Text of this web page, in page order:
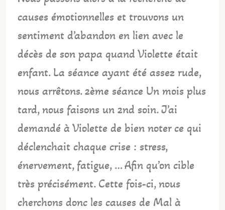
causes émotionnelles et trouvons un
sentiment d’abandon en lien avec le
décès de son papa quand Violette était
enfant. La séance ayant été assez rude,
nous arrêtons. 2ème séance Un mois plus
tard, nous faisons un 2nd soin. J’ai
demandé à Violette de bien noter ce qui
déclenchait chaque crise : stress,
énervement, fatigue, … Afin qu’on cible
très précisément. Cette fois-ci, nous
cherchons donc les causes de Mal à